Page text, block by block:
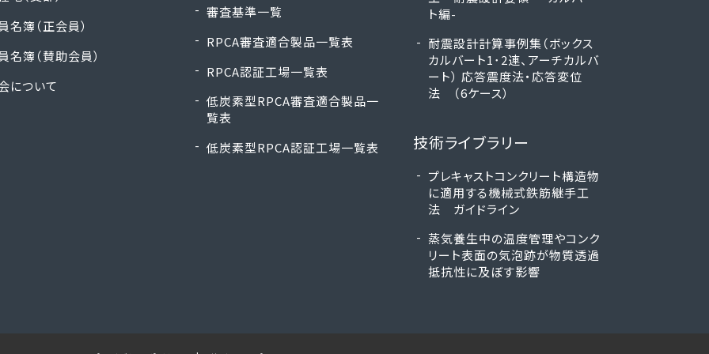
名簿（正会員）
名簿（賛助会員）
について
審査基準一覧
RPCA審査適合製品一覧表
RPCA認証工場一覧表
低炭素型RPCA審査適合製品一
覧表
低炭素型RPCA認証工場一覧表
ト編-
耐震設計計算事例集（ボックス
カルバート1･2連、アーチカルバ
ート） 応答震度法・応答変位
法 （6ケース）
技術ライブラリー
プレキャストコンクリート構造物
に適用する機械式鉄筋継手工
法 ガイドライン
蒸気養生中の温度管理やコンク
リート表面の気泡跡が物質透過
抵抗性に及ぼす影響